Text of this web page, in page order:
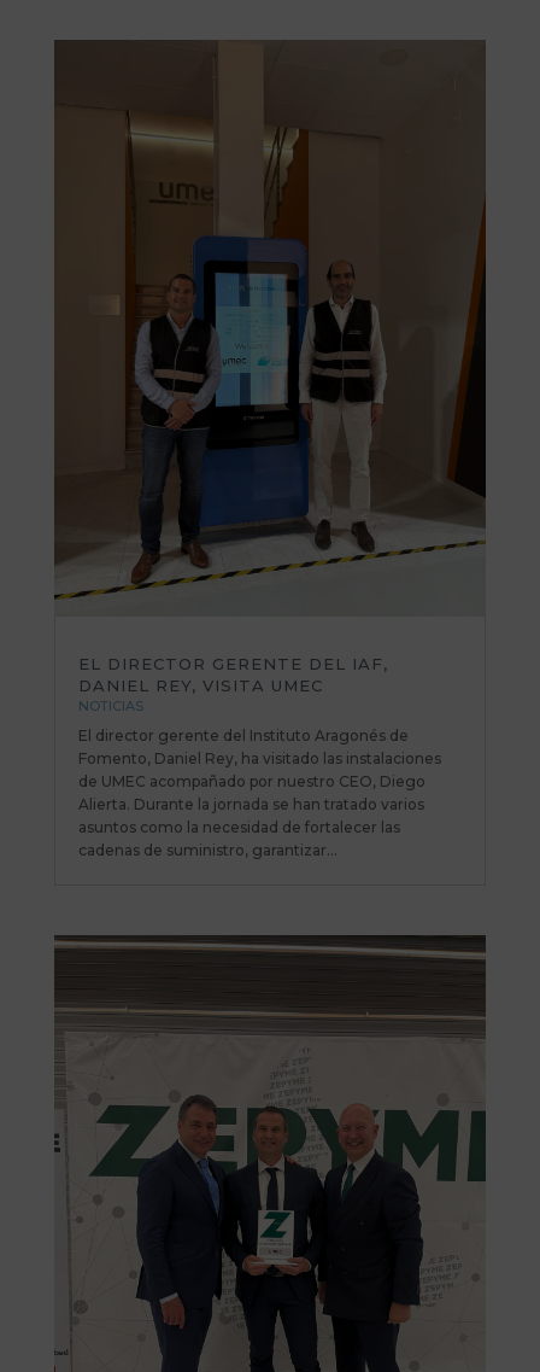
EL DIRECTOR GERENTE DEL IAF,
DANIEL REY, VISITA UMEC
NOTICIAS
El director gerente del Instituto Aragonés de
Fomento, Daniel Rey, ha visitado las instalaciones
de UMEC acompañado por nuestro CEO, Diego
Alierta. Durante la jornada se han tratado varios
asuntos como la necesidad de fortalecer las
cadenas de suministro, garantizar...